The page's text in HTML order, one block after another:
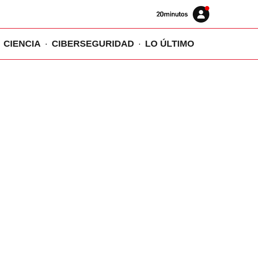
Volver
Iniciar
sesión
CIENCIA CIBERSEGURIDAD LO ÚLTIMO